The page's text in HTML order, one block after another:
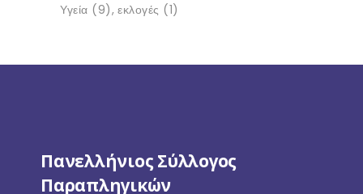
Υγεία (9) εκλογές (1)
Πανελλήνιος Σύλλογος
Παραπληγικών